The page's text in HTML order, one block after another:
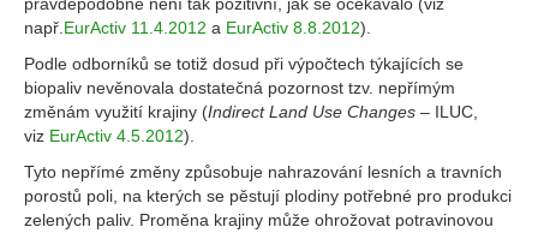
např. EurActiv 11.4.2012 a EurActiv 8.8.2012).
Podle odborníků se totiž dosud při výpočtech týkajících se
biopaliv nevěnovala dostatečná pozornost tzv. nepřímým
změnám využití krajiny (Indirect Land Use Changes – ILUC,
viz EurActiv 4.5.2012).
Tyto nepřímé změny způsobuje nahrazování lesních a travních
porostů poli, na kterých se pěstují plodiny potřebné pro produkci
zelených paliv. Proměna krajiny může ohrožovat potravinovou